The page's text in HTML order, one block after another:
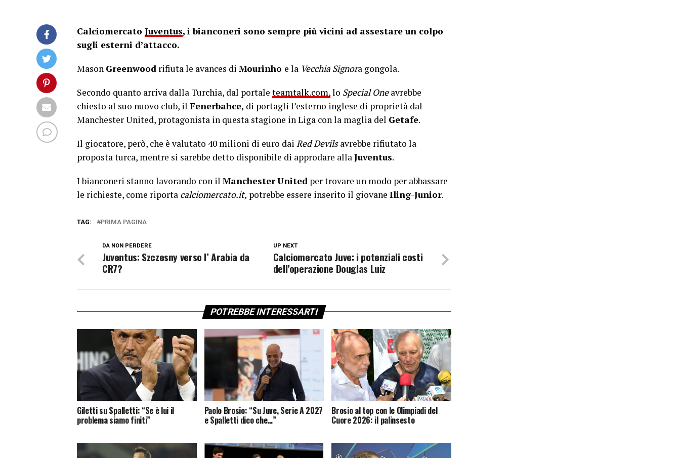
Calciomercato Juventus, i bianconeri sono sempre più vicini ad assestare un colpo
sugli esterni d’attacco.
Mason Greenwood rifiuta le avances di Mourinho e la Vecchia Signora gongola.
Secondo quanto arriva dalla Turchia, dal portale teamtalk.com,lo Special Oneavrebbe
chiesto al suo nuovo club, il Fenerbahce, di portagli l’esterno inglese di proprietà dal
Manchester United, protagonista in questa stagione in Liga con la maglia del Getafe.
Il giocatore, però, che è valutato 40 milioni di euro dai Red Devilsavrebbe rifiutato la
proposta turca, mentre si sarebbe detto disponibile di approdare allaJuventus.
I bianconeri stanno lavorando con il ManchesterUnited per trovare un modo per abbassare
le richieste, come riporta calciomercato.it, potrebbe essere inserito il giovane Iling-Junior.
TAG: PRIMA PAGINA
UP NEXT
Calciomercato Juve: i potenziali costi
dell’operazione Douglas Luiz
DA NON PERDERE
Juventus: Szczesny verso l’ Arabia da
CR7?
POTREBBE INTERESSARTI
Giletti su Spalletti: “Se è lui il
problema siamo finiti”
Paolo Brosio: “Su Juve, Serie A 2027
e Spalletti dico che…”
Brosio al top con le Olimpiadi del
Cuore 2026: il palinsesto